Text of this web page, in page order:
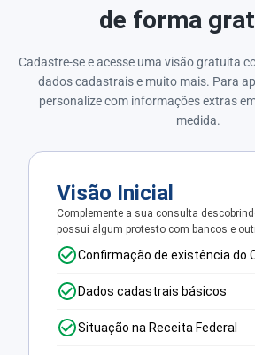
de forma
Cadastre-se e acesse uma visão gratuita
dados cadastrais e muito mais. Para
personalize com informações extras
medida.
Visão Inicial
Complemente a sua consulta
possui algum protesto com bancos e
Confirmação de existência do
Dados cadastrais básicos
Situação na Receita Federal